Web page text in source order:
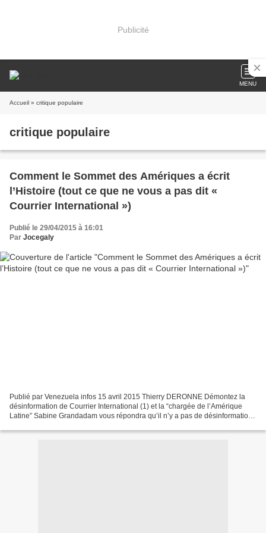
Publicité
MENU
Accueil » critique populaire
critique populaire
Comment le Sommet des Amériques a écrit
l’Histoire (tout ce que ne vous a pas dit «
Courrier International »)
Publié le 29/04/2015 à 16:01
Par Jocegaly
Publié par Venezuela infos 15 avril 2015 Thierry DERONNE Démontez la
désinformation de Courrier International (1) et la “chargée de l’Amérique
Latine” Sabine Grandadam vous répondra qu’il n’y a pas de désinformation